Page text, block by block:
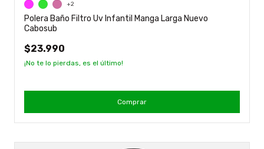
Polera Baño Filtro Uv Infantil Manga Larga Nuevo
Cabosub
$23.990
¡No te lo pierdas, es el último!
+2
Comprar